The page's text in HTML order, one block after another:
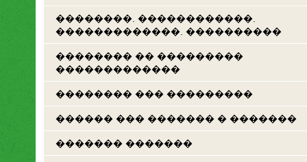
��������. ������������.
�������������. ����������
�������� �� ���������
�������������
�������� ��� ���������
������ ��� ������� � �������
������� �������